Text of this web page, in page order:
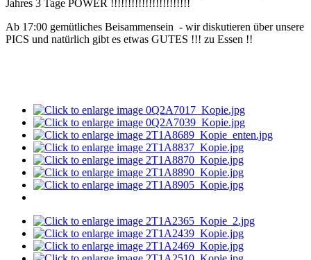
Jahres 3 Tage POWER !!!!!!!!!!!!!!!!!!!!!!!
Ab 17:00 gemütliches Beisammensein - wir diskutieren über unsere
PICS und natürlich gibt es etwas GUTES !!! zu Essen !!